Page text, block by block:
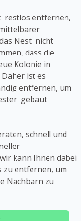
restlos entfernen,
Nest nicht
dass die
Kolonie in
ist es
entfernen, um
gebaut
schnell und
kann Ihnen dabei
entfernen, um
Nachbarn zu